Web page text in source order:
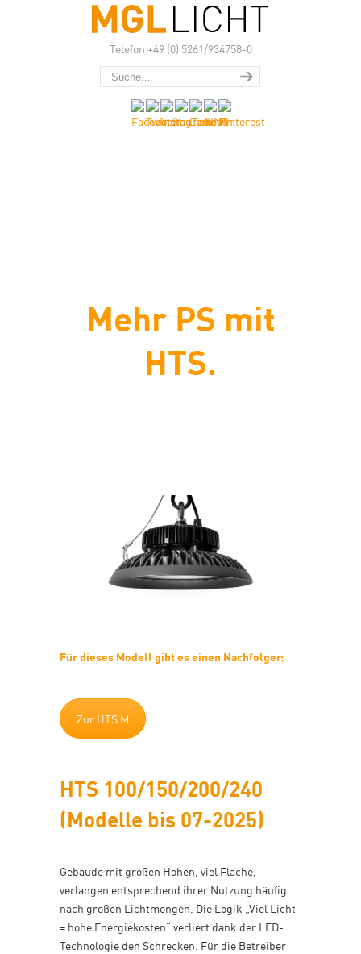
Telefon +49 (0) 5261/934758-0
Mehr PS mit
HTS.
Für dieses Modell gibt es einen Nachfolger:
Zur HTS M
HTS 100/150/200/240
(Modelle bis 07-2025)
Gebäude mit großen Höhen, viel Fläche,
verlangen entsprechend ihrer Nutzung häufig
nach großen Lichtmengen. Die Logik „Viel Licht
= hohe Energiekosten“ verliert dank der LED-
Technologie den Schrecken. Für die Betreiber